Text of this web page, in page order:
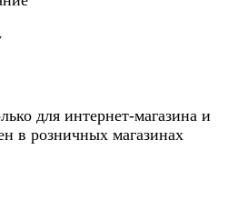
для интернет-магазина и
в розничных магазинах